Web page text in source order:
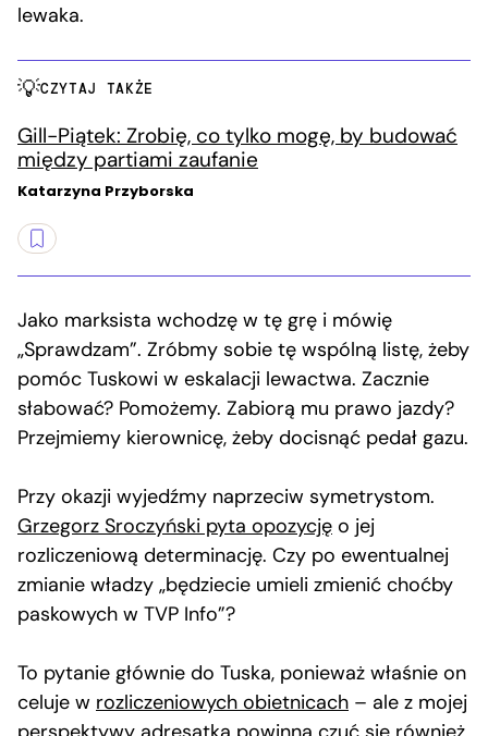
lewaka.
CZYTAJ TAKŻE
Gill-Piątek: Zrobię, co tylko mogę, by budować
między partiami zaufanie
Katarzyna Przyborska
Jako marksista wchodzę w tę grę i mówię
„Sprawdzam”. Zróbmy sobie tę wspólną listę, żeby
pomóc Tuskowi w eskalacji lewactwa. Zacznie
słabować? Pomożemy. Zabiorą mu prawo jazdy?
Przejmiemy kierownicę, żeby docisnąć pedał gazu.
Przy okazji wyjedźmy naprzeciw symetrystom.
Grzegorz Sroczyński pyta opozycję o jej
rozliczeniową determinację. Czy po ewentualnej
zmianie władzy „będziecie umieli zmienić choćby
paskowych w TVP Info”?
To pytanie głównie do Tuska, ponieważ właśnie on
celuje w rozliczeniowych obietnicach – ale z mojej